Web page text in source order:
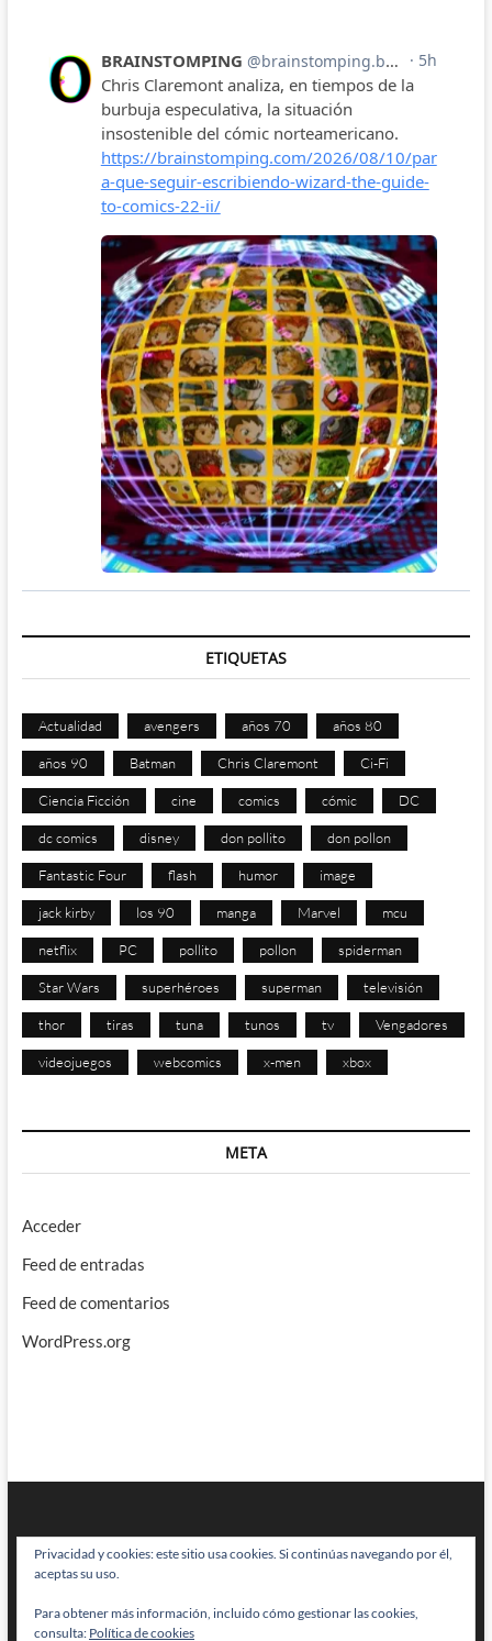
ETIQUETAS
Actualidad avengers años 70 años 80
años 90 Batman Chris Claremont Ci-Fi
Ciencia Ficción cine comics cómic DC
dc comics disney don pollito don pollon
Fantastic Four flash humor image
jack kirby los 90 manga Marvel mcu
netflix PC pollito pollon spiderman
Star Wars superhéroes superman televisión
thor tiras tuna tunos tv Vengadores
videojuegos webcomics x-men xbox
META
Acceder
Feed de entradas
Feed de comentarios
WordPress.org
BRAINSTOMPING| Diseñado por:Theme Freesia|WordPress| © Todos
Privacidad y cookies: este sitio usa cookies. Si continúas navegando por él,
aceptas su uso.
Para obtener más información, incluido cómo gestionar las cookies,
consulta: Política de cookies